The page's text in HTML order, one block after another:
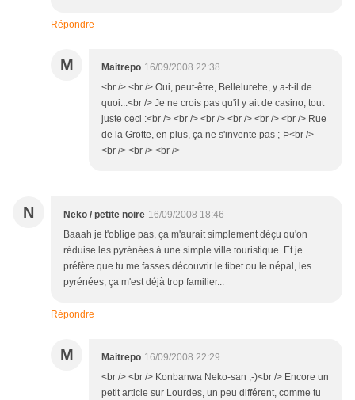
Répondre
M Maitrepo 16/09/2008 22:38
<br /> <br /> Oui, peut-être, Bellelurette, y a-t-il de
quoi...<br /> Je ne crois pas qu'il y ait de casino, tout
juste ceci :<br /> <br /> <br /> <br /> <br /> <br /> Rue
de la Grotte, en plus, ça ne s'invente pas ;-Þ<br />
<br /> <br /> <br />
N Neko / petite noire 16/09/2008 18:46
Baaah je t'oblige pas, ça m'aurait simplement déçu qu'on
réduise les pyrénées à une simple ville touristique. Et je
préfère que tu me fasses découvrir le tibet ou le népal, les
pyrénées, ça m'est déjà trop familier...
Répondre
M Maitrepo 16/09/2008 22:29
<br /> <br /> Konbanwa Neko-san ;-)<br /> Encore un
petit article sur Lourdes, un peu différent, comme tu